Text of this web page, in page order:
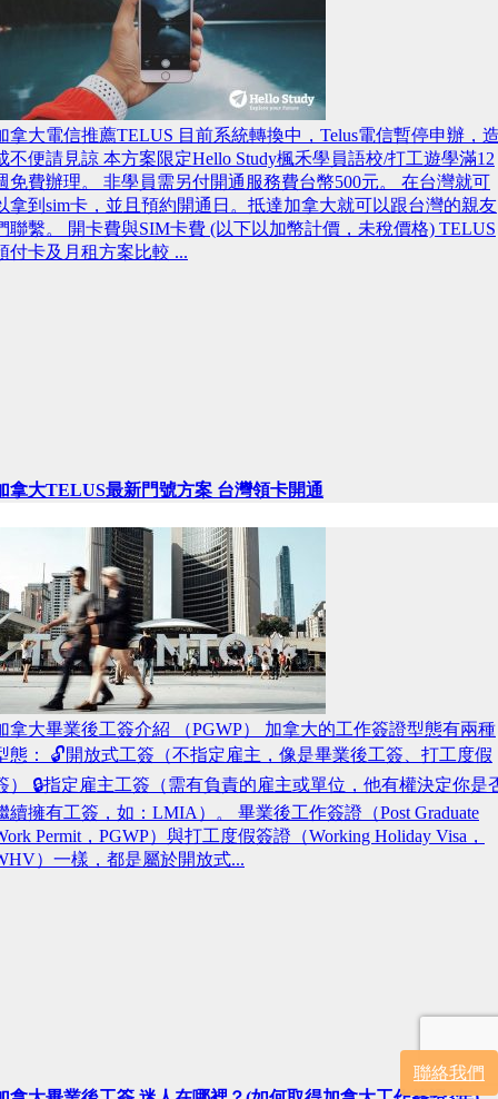
拿大電信推薦TELUS 目前系統轉換中，Telus電信暫停申辦，
不便請見諒 本方案限定Hello Study楓禾學員語校/打工遊學滿12
免費辦理。 非學員需另付開通服務費台幣500元。 在台灣就可
拿到sim卡，並且預約開通日。抵達加拿大就可以跟台灣的親友
聯繫。 開卡費與SIM卡費 (以下以加幣計價，未稅價格) TELUS
付卡及月租方案比較 ...
拿大TELUS最新門號方案 台灣領卡開通
拿大畢業後工簽介紹 （PGWP） 加拿大的工作簽證型態有兩種
態： 🔓開放式工簽（不指定雇主，像是畢業後工簽、打工度假
） 🔒指定雇主工簽（需有負責的雇主或單位，他有權決定你是
續擁有工簽，如：LMIA）。 畢業後工作簽證（Post Graduate
Permit，PGWP）與打工度假簽證（Working Holiday Visa，
）一樣，都是屬於開放式...
聯絡我們